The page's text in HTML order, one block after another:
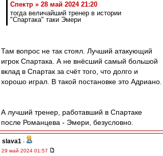
Спектр » 28 май 2024 21:20
тогда величайший тренер в истории
"Спартака" таки Эмери
Там вопрос не так стоял. Лучший атакующий
игрок Спартака. А не внёсший самый большой
вклад в Спартак за счёт того, что долго и
хорошо играл. В такой постановке это Адриано.
А лучший тренер, работавший в Спартаке
после Романцева - Эмери, безусловно.
slava1 -
29 май 2024 01:57